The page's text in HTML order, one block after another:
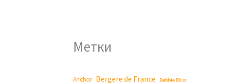
Метки
Anchor Bergere de France Debbie Bliss